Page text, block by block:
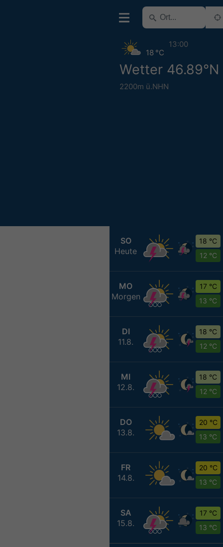
Wetter 46.89°N
2200m ü.NHN
18 °C
13:00
SO
Heute
18 °C
12 °C
MO
Morgen
17 °C
13 °C
DI
11.8.
18 °C
12 °C
MI
12.8.
18 °C
12 °C
DO
13.8.
20 °C
13 °C
FR
14.8.
20 °C
13 °C
SA
15.8.
17 °C
13 °C